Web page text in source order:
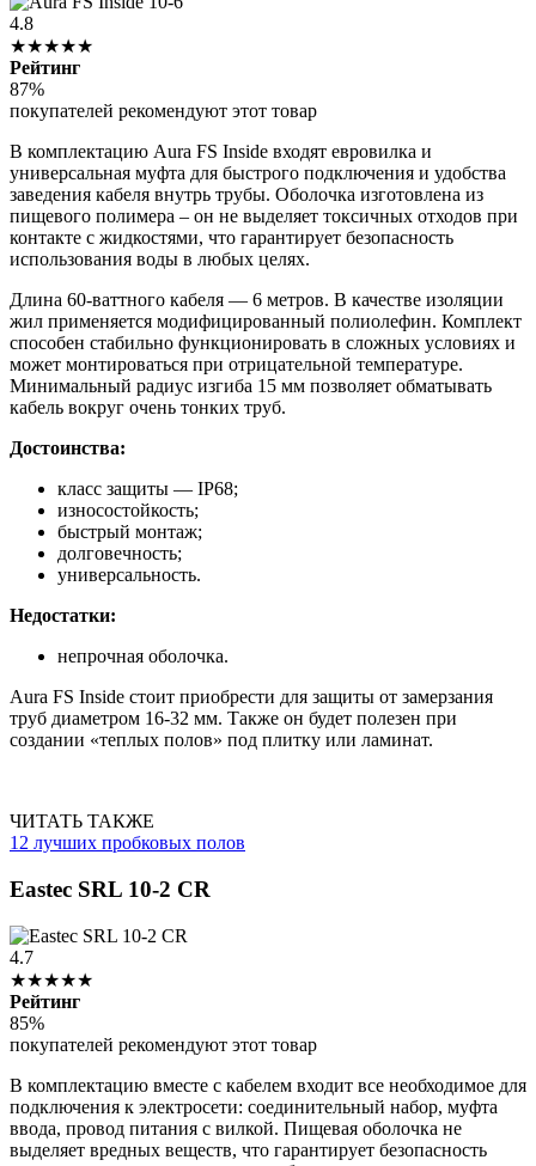
4.8
★★★★★
Рейтинг
87%
покупателей рекомендуют этот товар
В комплектацию Aura FS Inside входят евровилка и
универсальная муфта для быстрого подключения и удобства
заведения кабеля внутрь трубы. Оболочка изготовлена из
пищевого полимера – он не выделяет токсичных отходов при
контакте с жидкостями, что гарантирует безопасность
использования воды в любых целях.
Длина 60-ваттного кабеля — 6 метров. В качестве изоляции
жил применяется модифицированный полиолефин. Комплект
способен стабильно функционировать в сложных условиях и
может монтироваться при отрицательной температуре.
Минимальный радиус изгиба 15 мм позволяет обматывать
кабель вокруг очень тонких труб.
Достоинства:
класс защиты — IP68;
износостойкость;
быстрый монтаж;
долговечность;
универсальность.
Недостатки:
непрочная оболочка.
Aura FS Inside стоит приобрести для защиты от замерзания
труб диаметром 16-32 мм. Также он будет полезен при
создании «теплых полов» под плитку или ламинат.
ЧИТАТЬ ТАКЖЕ
12 лучших пробковых полов
Eastec SRL 10-2 CR
4.7
★★★★★
Рейтинг
85%
покупателей рекомендуют этот товар
В комплектацию вместе с кабелем входит все необходимое для
подключения к электросети: соединительный набор, муфта
ввода, провод питания с вилкой. Пищевая оболочка не
выделяет вредных веществ, что гарантирует безопасность